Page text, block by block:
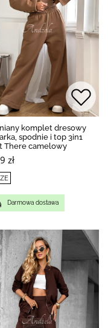
komplet dresowy
spodnie i top 3in1
There camelowy
zł
Darmowa dostawa